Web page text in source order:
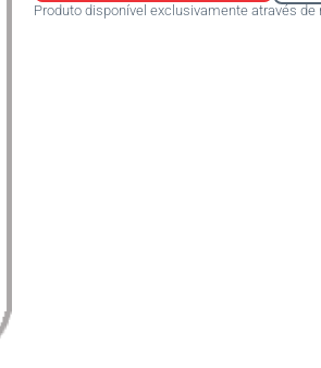
Produto disponível exclusivamente através de